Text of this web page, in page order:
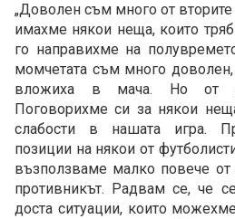
„Доволен съм много от
имахме някои неща, които
го направихме на
момчетата съм много доволен,
вложиха в мача. Но от
Поговорихме си за някои
слабости в нашата игра.
позиции на някои от
възползваме малко повече от
противникът. Радвам се, че
доста ситуации, които